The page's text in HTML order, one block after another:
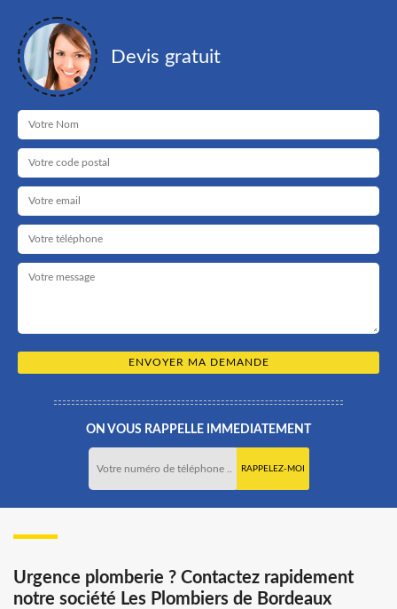
Devis gratuit
ON VOUS RAPPELLE IMMEDIATEMENT
Urgence plomberie ? Contactez rapidement
notre société Les Plombiers de Bordeaux